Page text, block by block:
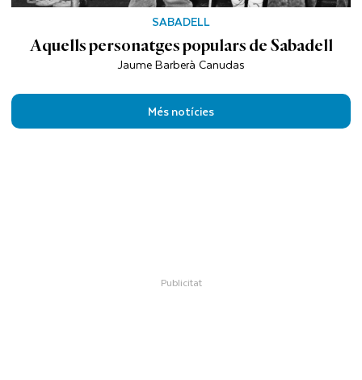
SABADELL
Aquells personatges populars de Sabadell
Jaume Barberà Canudas
Més notícies